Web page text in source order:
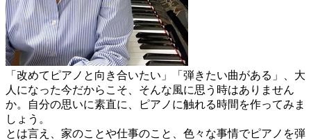
「改めてピアノと向き合いたい」「弾きたい曲がある」、大
人になった今だからこそ、そんな風に思う時はありません
か。自分の思いに素直に、ピアノに触れる時間を作ってみま
しょう。
とは言え、家のことや仕事のこと、色々な事情でピアノを弾